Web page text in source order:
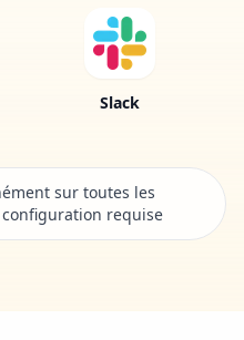
Slack
sur toutes les
requise